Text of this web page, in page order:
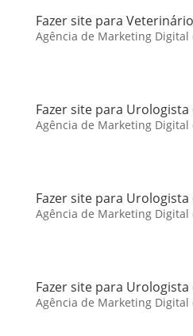
Fazer site para
Agência de Marketing Digital
Fazer site para
Agência de Marketing Digital
Fazer site para
Agência de Marketing Digital
Fazer site para Urologista
Agência de Marketing Digital